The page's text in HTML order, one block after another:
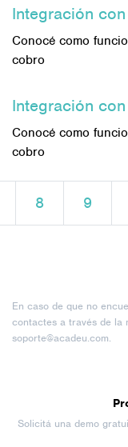
Integración
Conocé como
cobro
Integración
Conocé como
cobro
8 9
En caso de que no
contactes a través de la
soporte@acadeu.com.
Solicitá una demo